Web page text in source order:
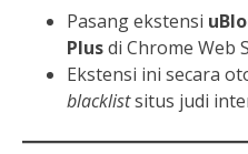
Pasang ekstensi
Plusdi Chrome Web
Ekstensi ini secara
blacklistsitus judi